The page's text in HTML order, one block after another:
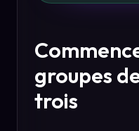
groupes
trois